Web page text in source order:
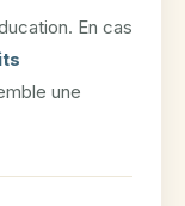
En cas
une